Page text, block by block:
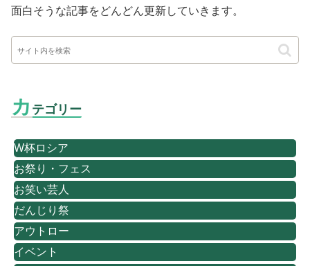
面白そうな記事をどんどん更新していきます。
カ テゴリー
W杯ロシア
お祭り・フェス
お笑い芸人
だんじり祭
アウトロー
イベント